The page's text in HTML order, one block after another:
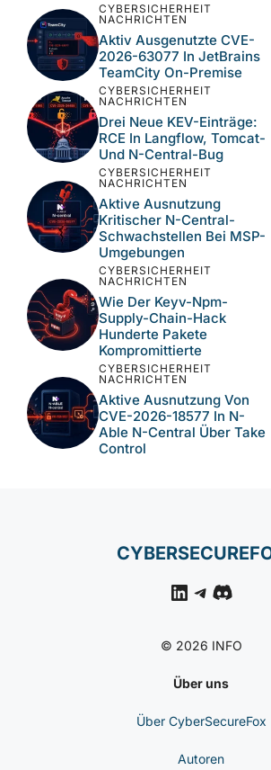
CYBERSICHERHEIT
NACHRICHTEN
Aktiv Ausgenutzte CVE-
2026-63077 In JetBrains
TeamCity On-Premise
CYBERSICHERHEIT
NACHRICHTEN
Drei Neue KEV-Einträge:
RCE In Langflow, Tomcat-
Und N-Central-Bug
CYBERSICHERHEIT
NACHRICHTEN
Aktive Ausnutzung
Kritischer N-Central-
Schwachstellen Bei MSP-
Umgebungen
CYBERSICHERHEIT
NACHRICHTEN
Wie Der Keyv-Npm-
Supply-Chain-Hack
Hunderte Pakete
Kompromittierte
CYBERSICHERHEIT
NACHRICHTEN
Aktive Ausnutzung Von
CVE-2026-18577 In N-
Able N-Central Über Take
Control
LinkedIn
Telegram
© 2026 INFO
Über uns
Über CyberSecureFox
Autoren